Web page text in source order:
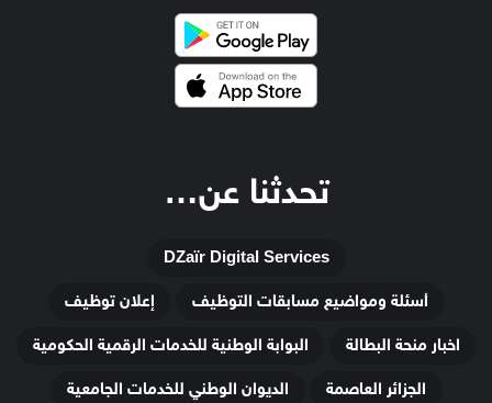
تحدثنا عن…
DZaïr Digital Services
أسئلة ومواضيع مسابقات التوظيف
إعلان توظيف
اخبار منحة البطالة
البوابة الوطنية للخدمات الرقمية الحكومية
الجزائر العاصمة
الديوان الوطني للخدمات الجامعية